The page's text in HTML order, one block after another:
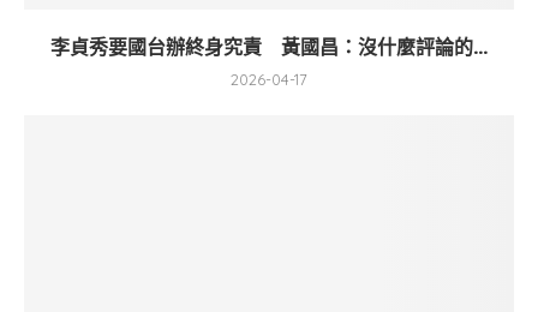
李貞秀要國台辦終身究責 黃國昌：沒什麼評論的...
2026-04-17